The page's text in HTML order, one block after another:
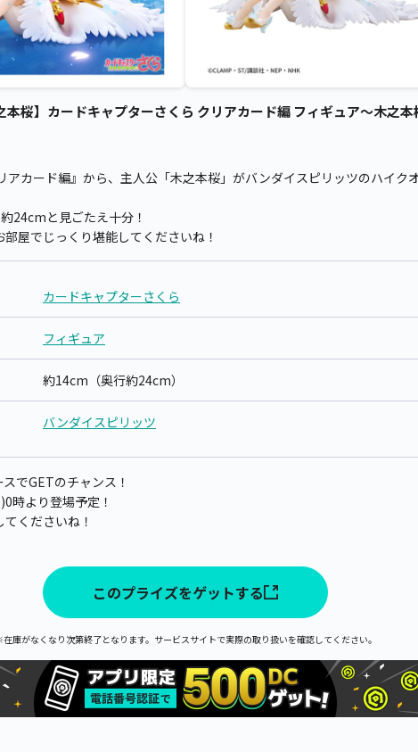
本桜】カードキャプターさくら クリアカード編 フィギュア～木之
アカード編』から、主人公「木之本桜」がバンダイスピリッツのハイク
24cmと見ごたえ十分！
屋でじっくり堪能してくださいね！
カードキャプターさくら
フィギュア
約14cm（奥行約24cm）
バンダイスピリッツ
でGETのチャンス！
時より登場予定！
くださいね！
このプライズをゲットする
庫がなくなり次第終了となります。サービスサイトで実際の取り扱いを確認してください。